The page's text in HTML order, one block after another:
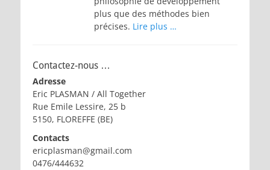
plus que des méthodes bien
précises. Lire plus …
Contactez-nous …
Adresse
Eric PLASMAN / All Together
Rue Emile Lessire, 25 b
5150, FLOREFFE (BE)
Contacts
ericplasman@gmail.com
0476/444632